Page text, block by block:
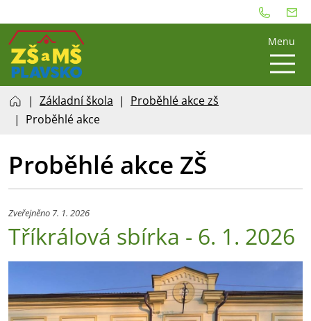
Menu
Základní škola
Proběhlé akce zš
Proběhlé akce
Proběhlé akce ZŠ
Zveřejněno 7. 1. 2026
Tříkrálová sbírka - 6. 1. 2026